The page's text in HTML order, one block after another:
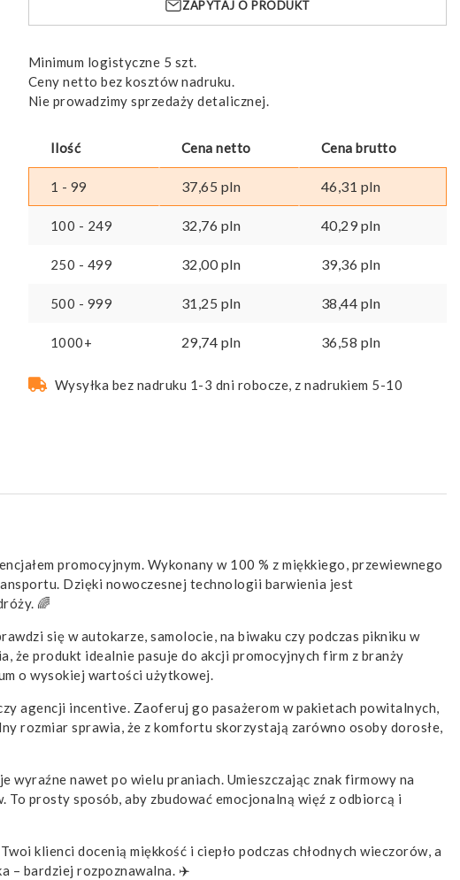
ZAPYTAJ O PRODUKT
Minimum logistyczne 5 szt.
Ceny netto bez kosztów nadruku.
Nie prowadzimy sprzedaży detalicznej.
Ilość Cena netto Cena brutto
1 - 99 37,65 pln 46,31 pln
100 - 249 32,76 pln 40,29pln
250 - 499 32,00pln 39,36 pln
500 - 999 31,25 pln 38,44 pln
1000+ 29,74 pln 36,58 pln
Wysyłka bez nadruku 1-3 dni robocze, z nadrukiem 5-10
promocyjnym. Wykonany w 100 % z miękkiego, przewiewnego
Dzięki nowoczesnej technologii barwienia jest
🌈
się w autokarze, samolocie, na biwaku czy podczas pikniku w
że produkt idealnie pasuje do akcji promocyjnych firm z branży
o wysokiej wartości użytkowej.
agencji incentive. Zaoferuj go pasażerom w pakietach powitalnych,
rozmiar sprawia, że z komfortu skorzystają zarówno osoby dorosłe,
wyraźne nawet po wielu praniach. Umieszczając znak firmowy na
To prosty sposób, aby zbudować emocjonalną więź z odbiorcą i
klienci docenią miękkość i ciepło podczas chłodnych wieczorów, a
– bardziej rozpoznawalna. ✈️